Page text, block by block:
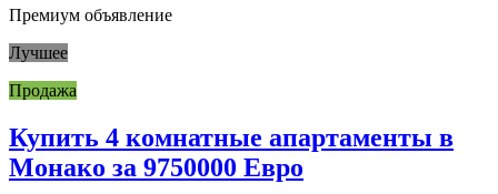
Премиум объявление
Лучшее
Продажа
Купить 4 комнатные апартаменты в
Монако за 9750000 Евро